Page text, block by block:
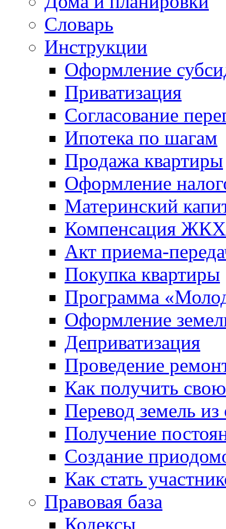
Словарь
Инструкции
Оформление
Приватизация
Согласование
Ипотека по шагам
Продажа квартиры
Оформление
Материнский
Компенсация ЖКХ
Акт приема-
Покупка квартиры
Программа
Оформление
Деприватизация
Проведение
Как получить
Перевод земель
Получение
Создание
Как стать
Правовая база
Кодексы